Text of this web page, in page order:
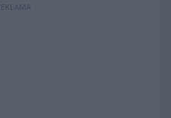
REKLAMA